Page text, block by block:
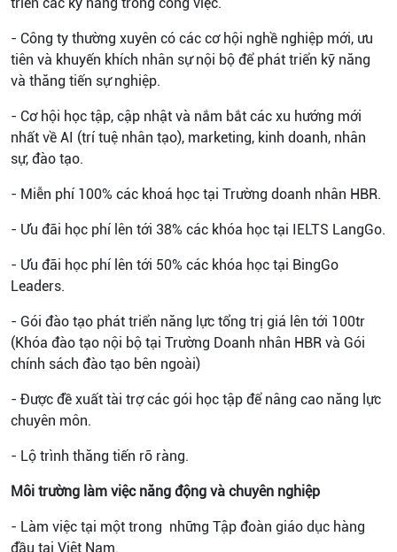
- Công ty thường xuyên có các cơ hội nghề nghiệp mới, ưu
tiên và khuyến khích nhân sự nội bộ để phát triển kỹ năng
và thăng tiến sự nghiệp.
- Cơ hội học tập, cập nhật và nắm bắt các xu hướng mới
nhất về AI (trí tuệ nhân tạo), marketing, kinh doanh, nhân
sự, đào tạo.
- Miễn phí 100% các khoá học tại Trường doanh nhân HBR.
- Ưu đãi học phí lên tới 38% các khóa học tại IELTS LangGo.
- Ưu đãi học phí lên tới 50% các khóa học tại BingGo
Leaders.
- Gói đào tạo phát triển năng lực tổng trị giá lên tới 100tr
(Khóa đào tạo nội bộ tại Trường Doanh nhân HBR và Gói
chính sách đào tạo bên ngoài)
- Được đề xuất tài trợ các gói học tập để nâng cao năng lực
chuyên môn.
- Lộ trình thăng tiến rõ ràng.
Môi trường làm việc năng động và chuyên nghiệp
- Làm việc tại một trong những Tập đoàn giáo dục hàng
đầu tại Việt Nam.